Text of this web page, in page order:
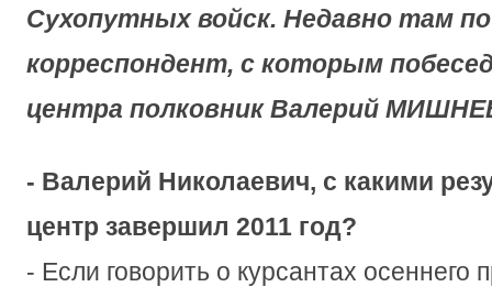
Сухопутных войск. Недавно там
корреспондент, с которым
центра полковник Валерий
- Валерий Николаевич, с какими
центр завершил 2011 год?
- Если говорить о курсантах осеннего